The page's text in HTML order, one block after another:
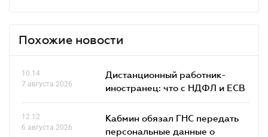
Похожие новости
10.14
7 августа 2026
Дистанционный работник-
иностранец: что с НДФЛ и ЕСВ
12.12
6 августа 2026
Кабмин обязал ГНС передать
персональные данные о